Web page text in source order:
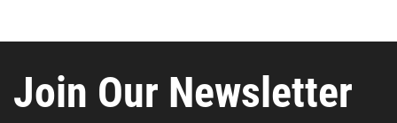
Join Our Newsletter